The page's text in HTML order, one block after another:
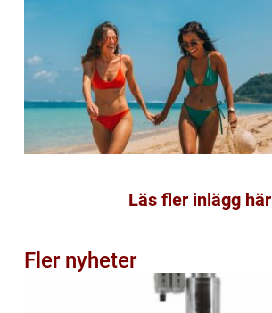
Läs fler inlägg här
Fler nyheter